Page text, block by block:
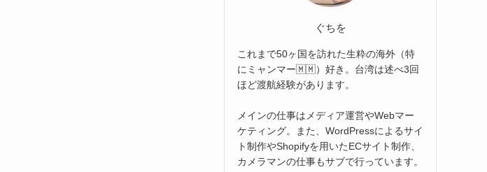
ぐちを
これまで50ヶ国を訪れた生粋の海外（特
にミャンマー🇲🇲）好き。台湾は述べ3回
ほど渡航経験があります。
メインの仕事はメディア運営やWebマー
ケティング。また、WordPressによるサイ
ト制作やShopifyを用いたECサイト制作、
カメラマンの仕事もサブで行っています。